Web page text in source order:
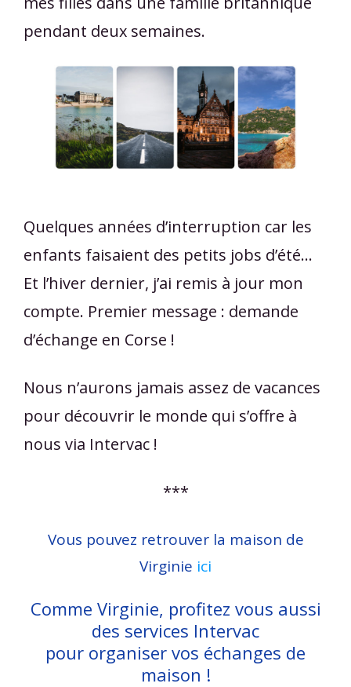
pendant deux semaines.
Quelques années d’interruption car les
enfants faisaient des petits jobs d’été...
Et l’hiver dernier, j’ai remis à jour mon
compte. Premier message : demande
d’échange en Corse !
Nous n’aurons jamais assez de vacances
pour découvrir le monde qui s’offre à
nous via Intervac !
***
Vous pouvez retrouver la maison de
Virginie ici
Comme Virginie, profitez vous aussi
des services Intervac
pour organiser vos échanges de
maison !